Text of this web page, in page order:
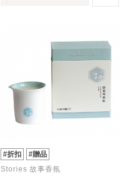
#折扣
#贈品
Stories 故事香氛